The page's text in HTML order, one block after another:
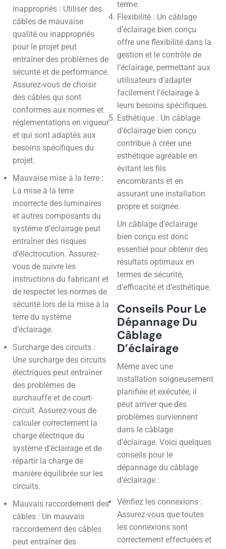
inappropriés : Utiliser des
câbles de mauvaise
qualité ou inappropriés
pour le projet peut
entraîner des problèmes de
sécurité et de performance.
Assurez-vous de choisir
des câbles qui sont
conformes aux normes et
réglementations en vigueur
et qui sont adaptés aux
besoins spécifiques du
projet.
Mauvaise mise à la terre :
La mise à la terre
incorrecte des luminaires
et autres composants du
système d’éclairage peut
entraîner des risques
d’électrocution. Assurez-
vous de suivre les
instructions du fabricant et
de respecter les normes de
sécurité lors de la mise à la
terre du système
d’éclairage.
Surcharge des circuits :
Une surcharge des circuits
électriques peut entraîner
des problèmes de
surchauffe et de court-
circuit. Assurez-vous de
calculer correctement la
charge électrique du
système d’éclairage et de
répartir la charge de
manière équilibrée sur les
circuits.
Mauvais raccordement des
câbles : Un mauvais
raccordement des câbles
peut entraîner des
terme.
Flexibilité : Un câblage
d’éclairage bien conçu
offre une flexibilité dans la
gestion et le contrôle de
l’éclairage, permettant aux
utilisateurs d’adapter
facilement l’éclairage à
leurs besoins spécifiques.
Esthétique : Un câblage
d’éclairage bien conçu
contribue à créer une
esthétique agréable en
évitant les fils
encombrants et en
assurant une installation
propre et soignée.
Un câblage d’éclairage
bien conçu est donc
essentiel pour obtenir des
résultats optimaux en
termes de sécurité,
d’efficacité et d’esthétique.
Conseils Pour Le
Dépannage Du
Câblage
D’éclairage
Même avec une
installation soigneusement
planifiée et exécutée, il
peut arriver que des
problèmes surviennent
dans le câblage
d’éclairage. Voici quelques
conseils pour le
dépannage du câblage
d’éclairage :
Vérifiez les connexions :
Assurez-vous que toutes
les connexions sont
correctement effectuées et